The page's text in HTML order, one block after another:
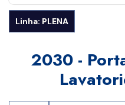
Linha: PLENA
2030 -